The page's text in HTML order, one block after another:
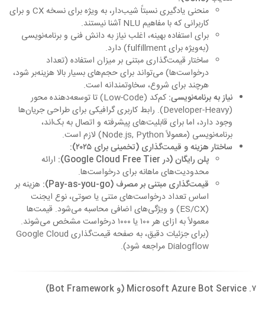
منحنی یادگیری نسبتاً شیب‌دار، به ویژه برای نسخه CX و برای
کاربرانی که با مفاهیم NLU آشنا نیستند.
برای استفاده بهینه، اغلب نیاز به دانش فنی و برنامه‌نویسی
(به‌ویژه برای fulfillment) دارد.
ساختار قیمت‌گذاری مبتنی بر میزان استفاده (تعداد
درخواست‌ها) می‌تواند برای حجم‌های بسیار بالا هزینه‌بر شود،
هرچند برای شروع، سخاوتمندانه است.
نیاز به برنامه‌نویسی:
کم‌کد (Low-Code) تا توسعه‌دهنده محور
(Developer-Heavy). رابط کاربری گرافیکی برای طراحی جریان‌ها
وجود دارد، اما برای قابلیت‌های پیشرفته و اتصال به بک‌اند،
برنامه‌نویسی (معمولاً Node.js, Python) لازم است.
ساختار هزینه و قیمت‌گذاری (تخمینی برای ۲۰۲۵):
پلن رایگان (در Google Cloud Free Tier):
ارائه
محدودیت‌های ماهانه برای درخواست‌ها.
قیمت‌گذاری مبتنی بر مصرف (Pay-as-you-go):
هزینه بر
اساس تعداد درخواست‌های متنی یا صوتی، نوع ایجنت
(ES/CX) و ویژگی‌های اضافی محاسبه می‌شود. قیمت‌ها
معمولاً به ازای هر ۱۰۰ یا ۱۰۰۰ درخواست مشخص می‌شوند.
(برای جزئیات دقیق، به صفحه قیمت‌گذاری Google Cloud
Dialogflow مراجعه شود).
۷. Microsoft Azure Bot Service (و Bot Framework)